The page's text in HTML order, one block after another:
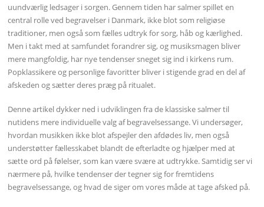
uundværlig ledsager i sorgen. Gennem tiden har salmer spillet en
central rolle ved begravelser i Danmark, ikke blot som religiøse
traditioner, men også som fælles udtryk for sorg, håb og kærlighed.
Men i takt med at samfundet forandrer sig, og musiksmagen bliver
mere mangfoldig, har nye tendenser sneget sig ind i kirkens rum.
Popklassikere og personlige favoritter bliver i stigende grad en del af
afskeden og sætter deres præg på ritualet.
Denne artikel dykker ned i udviklingen fra de klassiske salmer til
nutidens mere individuelle valg af begravelsessange. Vi undersøger,
hvordan musikken ikke blot afspejler den afdødes liv, men også
understøtter fællesskabet blandt de efterladte og hjælper med at
sætte ord på følelser, som kan være svære at udtrykke. Samtidig ser vi
nærmere på, hvilke tendenser der tegner sig for fremtidens
begravelsessange, og hvad de siger om vores måde at tage afsked på.